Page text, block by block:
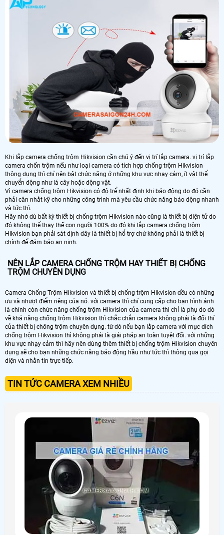
Khi lắp camera chống trộm Hikvision cần chú ý đến vị trí lắp camera. vị trí lắp
camera chốn trộm nếu như loại camera có tích hợp chống trộm Hikvision
thông dụng thì chỉ nên bật chức năng ở những khu vực nhạy cảm, ít vật thể
chuyển động như lá cây hoặc động vật.
Vì camera chống trộm Hikvision có độ trể nhất định khi báo động do đó cần
phải cân nhắt kỹ cho những công trình mà yêu cầu chức năng báo động nhanh
và tức thì.
Hãy nhớ dù bất kỳ thiết bị chống trộm Hikvision nào cũng là thiết bị điện tử do
đó không thể thay thế con người 100% do đó khi lắp camera chống trộm
Hikvision bạn phải sát định đây là thiết bị hổ trợ chứ không phải là thiết bị
chính để đảm bảo an ninh.
NÊN LẮP CAMERA CHỐNG TRỘM HAY THIẾT BỊ CHỐNG
TRỘM CHUYÊN DỤNG
Camera Chống Trộm Hikvision và thiết bị chống trộm Hikvision đều có những
ưu và nhượt điểm riêng của nó. với camera thì chỉ cung cấp cho bạn hình ảnh
là chính còn chức năng chống trộm Hikvision của camera thì chỉ là phụ do đó
về khả năng chống trộm Hikvision thì chắc chắn camera không phải là đối thỉ
của thiết bị chông trộm chuyên dụng. từ đó nếu bạn lắp camera với mục đích
chống trộm Hikvision thì không phải là giải pháp an toàn tuyệt đối. với những
khu vực nhạy cảm thì hãy nên dùng thêm thiết bị chống trộm Hikvision chuyên
dụng sẽ cho bạn những chức năng báo động hầu như tức thì thông qua gọi
điện và nhắn tin trực tiếp.
TIN TỨC CAMERA XEM NHIỀU